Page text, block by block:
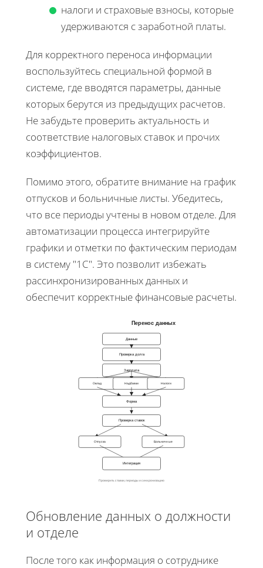
налоги и страховые взносы, которые
удерживаются с заработной платы.
Для корректного переноса информации
воспользуйтесь специальной формой в
системе, где вводятся параметры, данные
которых берутся из предыдущих расчетов.
Не забудьте проверить актуальность и
соответствие налоговых ставок и прочих
коэффициентов.
Помимо этого, обратите внимание на график
отпусков и больничные листы. Убедитесь,
что все периоды учтены в новом отделе. Для
автоматизации процесса интегрируйте
графики и отметки по фактическим периодам
в систему "1С". Это позволит избежать
рассинхронизированных данных и
обеспечит корректные финансовые расчеты.
Перенос данных
Данные
Проверка долга
Зарплата
Оклад Надбавки Налоги
Форма
Проверка ставок
Отпуска Больничные
Интеграция
Проверить ставки, периоды и синхронизацию
Обновление данных о должности
и отделе
После того как информация о сотруднике